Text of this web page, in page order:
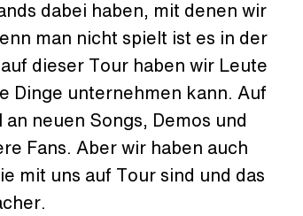
dabei haben, mit denen wir
man nicht spielt ist es in der
dieser Tour haben wir Leute
Dinge unternehmen kann. Auf
neuen Songs, Demos und
Fans. Aber wir haben auch
mit uns auf Tour sind und das